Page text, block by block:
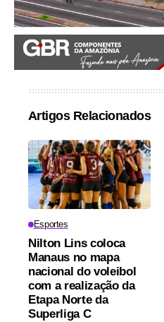
Artigos Relacionados
Esportes
Nilton Lins coloca
Manaus no mapa
nacional do voleibol
com a realização da
Etapa Norte da
Superliga C